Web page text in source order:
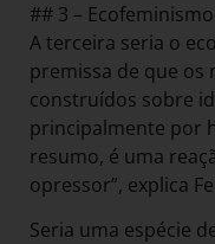
## 3 – Ecofeminismo
A terceira seria o
premissa de que os
construídos sobre
principalmente por
resumo, é uma
opressor”, explica
Seria uma espécie